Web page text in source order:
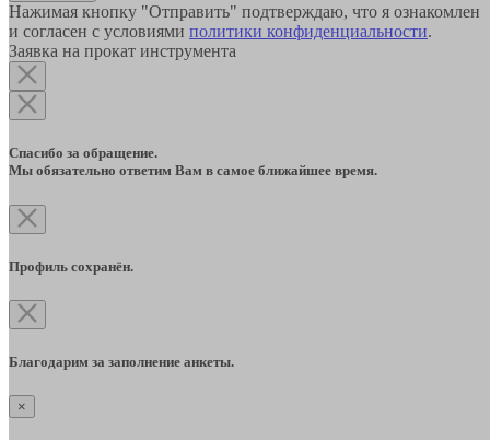
Нажимая кнопку "Отправить" подтверждаю, что я ознакомлен
и согласен с условиями политики конфиденциальности.
Заявка на прокат инструмента
Спасибо за обращение.
Мы обязательно ответим Вам в самое ближайшее время.
Профиль сохранён.
Благодарим за заполнение анкеты.
×